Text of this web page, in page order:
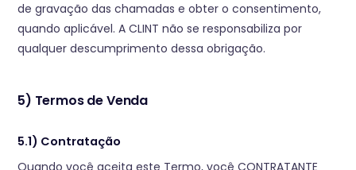
de gravação das chamadas e obter o consentimento,
quando aplicável. A CLINT não se responsabiliza por
qualquer descumprimento dessa obrigação.
5) Termos de Venda
5.1) Contratação
Quando você aceita este Termo, você CONTRATANTE